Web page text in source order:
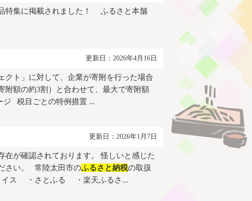
特集に掲載されました！ ふるさと本舗
更新日：2026年4月16日
クト」に対して、企業が寄附を行った場合
附額の約3割）と合わせて、最大で寄附額
ジ 税目ごとの特例措置 ...
更新日：2026年1月7日
在が確認されております。 怪しいと感じた
さい。 常陸太田市のふるさと納税の取扱
イス ・さとふる ・楽天ふるさ...